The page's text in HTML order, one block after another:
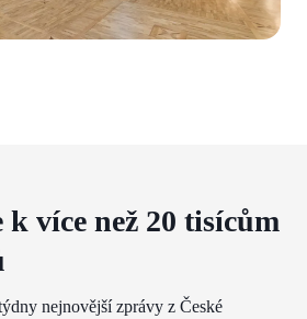
k více než 20 tisícům
nejnovější zprávy z České